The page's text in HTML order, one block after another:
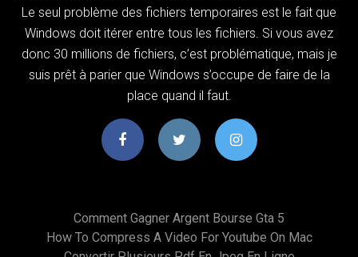
Le seul problème des fichiers temporaires est le fait que
Windows doit itérer entre tous les fichiers. Si vous avez
donc 30 millions de fichiers, c’est problématique, mais je
suis prêt à parier que Windows s’occupe de faire de la
place quand il faut.
Comment Gagner Argent Bourse Gta 5
How To Compress A Video For Youtube On Mac